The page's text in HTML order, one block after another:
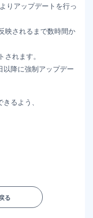
りアップデートを行っ
映されるまで数時間か
れます。
降に強制アップデー
るよう、
る